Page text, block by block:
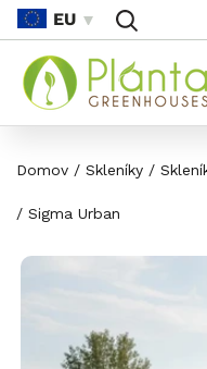
Na
Obsah
EU
Domov / Skleníky /
/ Sigma Urban